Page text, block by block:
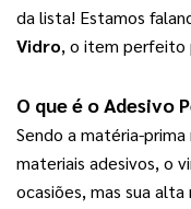
da lista! Estamos
Vidro, o item perfeito
O que é o Adesivo
Sendo a matéria-
materiais adesivos, o
ocasiões, mas sua